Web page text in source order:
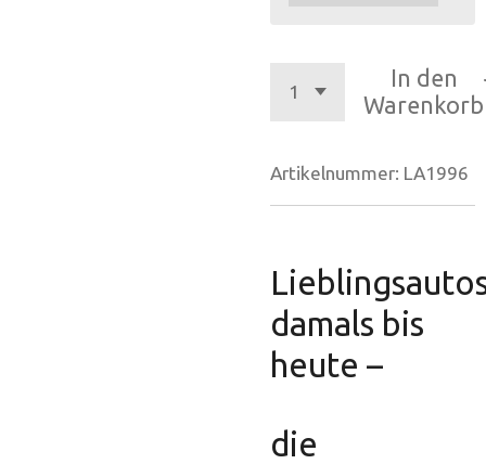
In den
Warenkorb
Artikelnummer: LA1996
damals bis
heute –
die